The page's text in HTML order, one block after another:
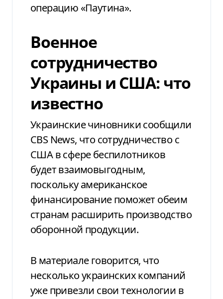
операцию «Паутина».
Военное
сотрудничество
Украины и США: что
известно
Украинские чиновники сообщили
CBS News, что сотрудничество с
США в сфере беспилотников
будет взаимовыгодным,
поскольку американское
финансирование поможет обеим
странам расширить производство
оборонной продукции.
В материале говорится, что
несколько украинских компаний
уже привезли свои технологии в